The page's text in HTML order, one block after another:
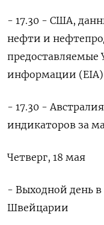
- 17.30 - США,
нефти и
предоставляемые
информации (EIA)
- 17.30 -
индикаторов за
Четверг, 18 мая
- Выходной день
Швейцарии